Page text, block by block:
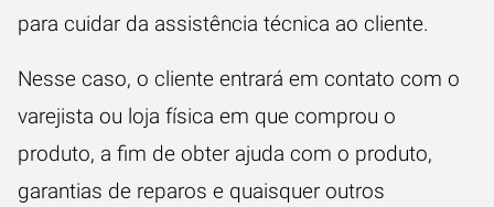
para cuidar da assistência técnica ao cliente.
Nesse caso, o cliente entrará em contato com o
varejista ou loja física em que comprou o
produto, a fim de obter ajuda com o produto,
garantias de reparos e quaisquer outros